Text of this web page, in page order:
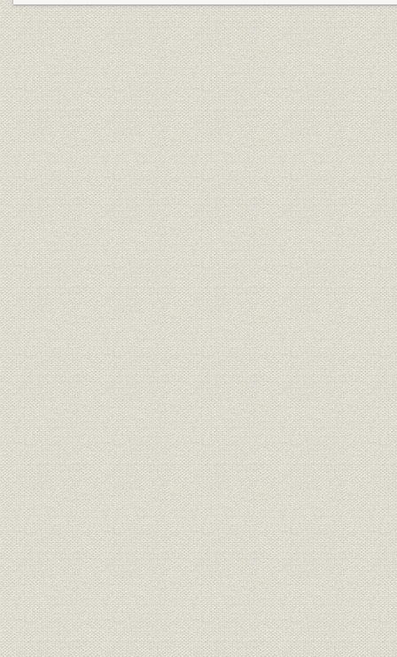
銀行;財務・業績
各国立銀行の営業初年度の主要
計数
明治11年
(1879年)
銀行;財務・業績
津和野第五十三国立銀行の主要
勘定の推移
明治15年
年(1897年
銀行;財務・業績 五十三銀行の主要勘定の推移
明治31年
年(1903年
銀行;事業所 鳥取県農工銀行 [明治31年
銀行;事業所 島根県農工銀行 [明治31年
銀行;事業所 創立時の松江銀行本店 明治22年
銀行;事業所 創立時の米子銀行本店 明治27年
銀行
山陰地方の銀行の年次別新設状
況
明治18年
(1912年)
銀行 山陰地方銀行の地域別設立状況 大正元年
銀行;資金
山陰地方の普通銀行資金構成の
推移
明治31年
(1908年)